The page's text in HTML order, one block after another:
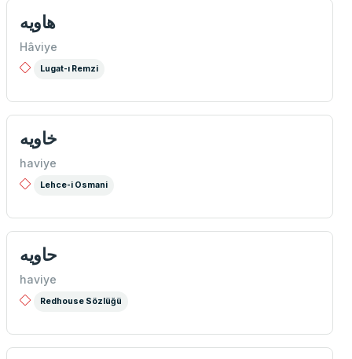
هاويه
Hâviye
Lugat-ı Remzi
خاويه
haviye
Lehce-i Osmani
حاويه
haviye
Redhouse Sözlüğü